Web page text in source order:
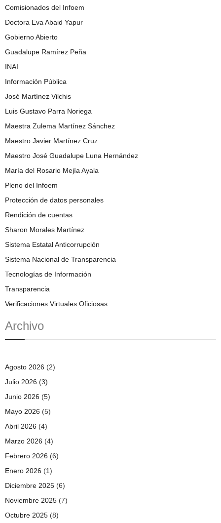
Comisionados del Infoem
Doctora Eva Abaid Yapur
Gobierno Abierto
Guadalupe Ramírez Peña
INAI
Información Pública
José Martínez Vilchis
Luis Gustavo Parra Noriega
Maestra Zulema Martínez Sánchez
Maestro Javier Martínez Cruz
Maestro José Guadalupe Luna Hernández
María del Rosario Mejía Ayala
Pleno del Infoem
Protección de datos personales
Rendición de cuentas
Sharon Morales Martínez
Sistema Estatal Anticorrupción
Sistema Nacional de Transparencia
Tecnologías de Información
Transparencia
Verificaciones Virtuales Oficiosas
Archivo
Agosto 2026 (2)
Julio 2026 (3)
Junio 2026 (5)
Mayo 2026 (5)
Abril 2026 (4)
Marzo 2026 (4)
Febrero 2026 (6)
Enero 2026 (1)
Diciembre 2025 (6)
Noviembre 2025 (7)
Octubre 2025 (8)